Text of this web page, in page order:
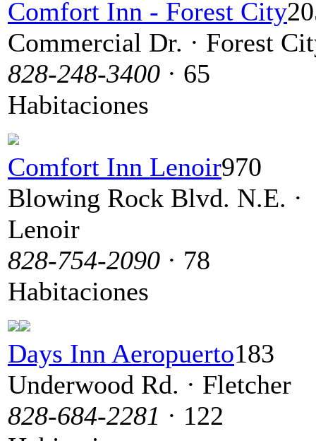
Comfort Inn - Forest City
Commercial Dr. · Forest
828-248-3400 · 65
Habitaciones
Comfort Inn Lenoir970
Blowing Rock Blvd. N.E. ·
Lenoir
828-754-2090 · 78
Habitaciones
Days Inn Aeropuerto183
Underwood Rd. · Fletcher
828-684-2281 · 122